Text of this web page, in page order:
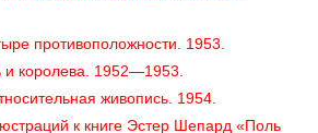
противоположности. 1953.
и королева. 1952—1953.
живопись. 1954.
к книге Эстер Шепард «Поль